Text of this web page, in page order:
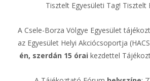
Tisztelt Egyesületi Tag! Tisztelt
A Csele-Borza Völgye Egyesület
az Egyesület Helyi Akciócsoportja
én, szerdán 15 órai kezdettel